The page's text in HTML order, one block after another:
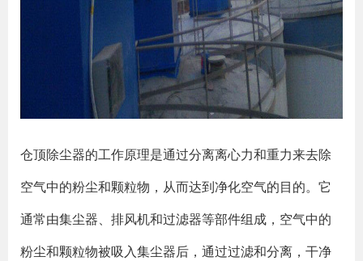
仓顶除尘器的工作原理是通过分离离心力和重力来去除
空气中的粉尘和颗粒物，从而达到净化空气的目的。它
通常由集尘器、排风机和过滤器等部件组成，空气中的
粉尘和颗粒物被吸入集尘器后，通过过滤和分离，干净